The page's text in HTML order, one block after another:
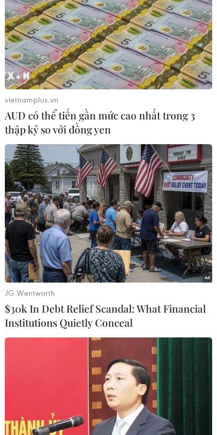
ngoài nước vào nông nghiệp sẽ mang tính đột phá cho
nông nghiệp Việt Nam.
Ngân hàng Nhà nước sẽ xin Chính phủ
"cứu" Hoàng Anh Gia Lai
17/05/2016 03:01
Sau khi phân tích kỹ lấy ý kiến các cơ quan liên quan,
Ngân hàng Nhà nước đã nhất trí và sẽ gửi tờ trình
Chính phủ phê duyệt phương án "cứu" Hoàng Anh Gia
Lai trong thời gian sớm nhất.
vietnamplus.vn
AUD có thể tiến gần mức cao nhất trong 3
thập kỷ so với đồng yen
JG Wentworth
$30k In Debt Relief Scandal: What Financial
Institutions Quietly Conceal